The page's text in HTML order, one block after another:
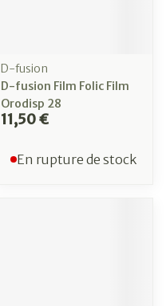
D-fusion
D-fusion Film Folic Film
Orodisp 28
11,50 €
En rupture de stock